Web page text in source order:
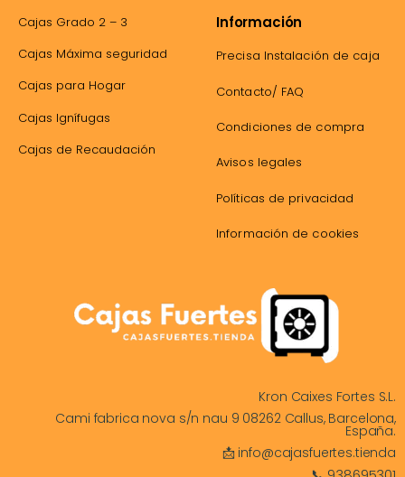
Cajas Grado 2 – 3
Cajas Máxima seguridad
Cajas para Hogar
Cajas Ignífugas
Cajas de Recaudación
Información
Precisa Instalación de caja
Contacto/ FAQ
Condiciones de compra
Avisos legales
Políticas de privacidad
Información de cookies
Kron Caixes Fortes S.L.
Cami fabrica nova s/n nau 9 08262 Callus, Barcelona,
España.
📩 info@cajasfuertes.tienda